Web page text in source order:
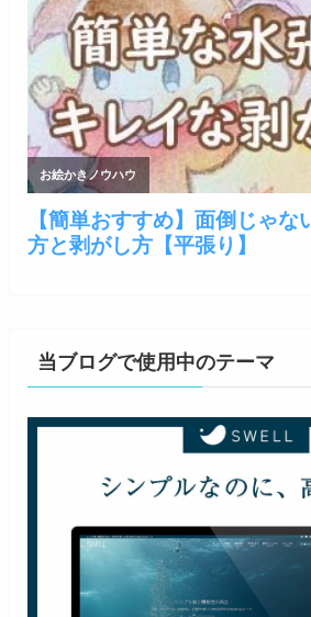
当ブログで使用中のテーマ